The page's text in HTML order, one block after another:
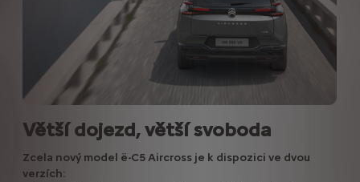
Větší dojezd, větší svoboda
Zcela nový model ë-C5 Aircross je k dispozici ve dvou
verzích: